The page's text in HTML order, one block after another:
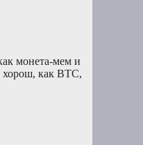
монета-мем и
как BTC,